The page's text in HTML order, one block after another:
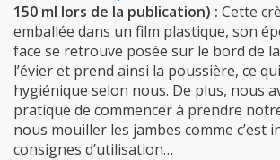
150 ml lors de la publication) : Cette
emballée dans un film plastique, son
face se retrouve posée sur le bord de
l’évier et prend ainsi la poussière, ce
hygiénique selon nous. De plus, nous
pratique de commencer à prendre
nous mouiller les jambes comme c’est
consignes d’utilisation…